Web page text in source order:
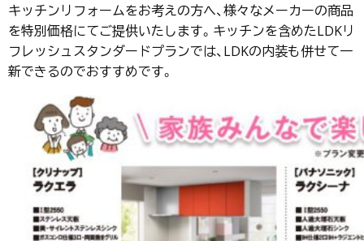
キッチンリフォームをお考えの方へ、様々なメーカーの商品
を特別価格にてご提供いたします。キッチンを含めたLDKリ
フレッシュスタンダードプランでは、LDKの内装も併せて一
新できるのでおすすめです。